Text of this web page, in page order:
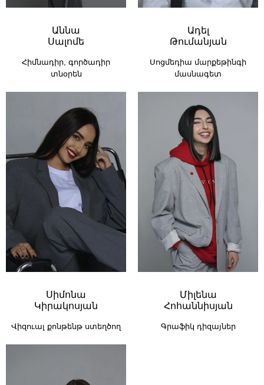
Աննա
Սալոմե
Հիմնադիր, գործադիր
տնօրեն
Ադել
Թումանյան
Սոցմեդիա մարքեթինգի
մասնագետ
Սիմոնա
Կիրակոսյան
Վիզուալ քոնթենթ ստեղծող
Միլենա
Հոհաննիսյան
Գրաֆիկ դիզայներ